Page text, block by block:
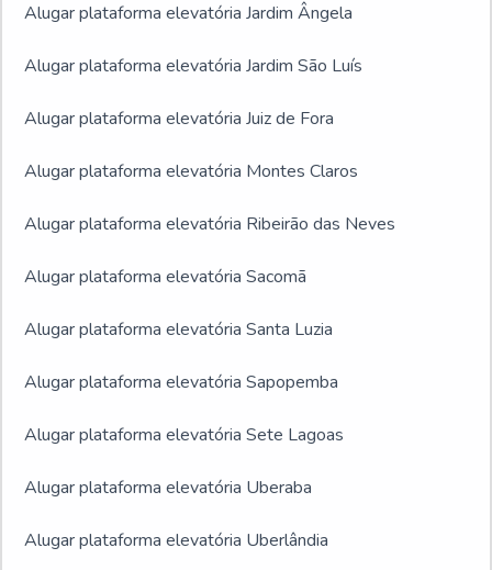
Alugar plataforma elevatória Jardim Ângela
Alugar plataforma elevatória Jardim São Luís
Alugar plataforma elevatória Juiz de Fora
Alugar plataforma elevatória Montes Claros
Alugar plataforma elevatória Ribeirão das Neves
Alugar plataforma elevatória Sacomã
Alugar plataforma elevatória Santa Luzia
Alugar plataforma elevatória Sapopemba
Alugar plataforma elevatória Sete Lagoas
Alugar plataforma elevatória Uberaba
Alugar plataforma elevatória Uberlândia